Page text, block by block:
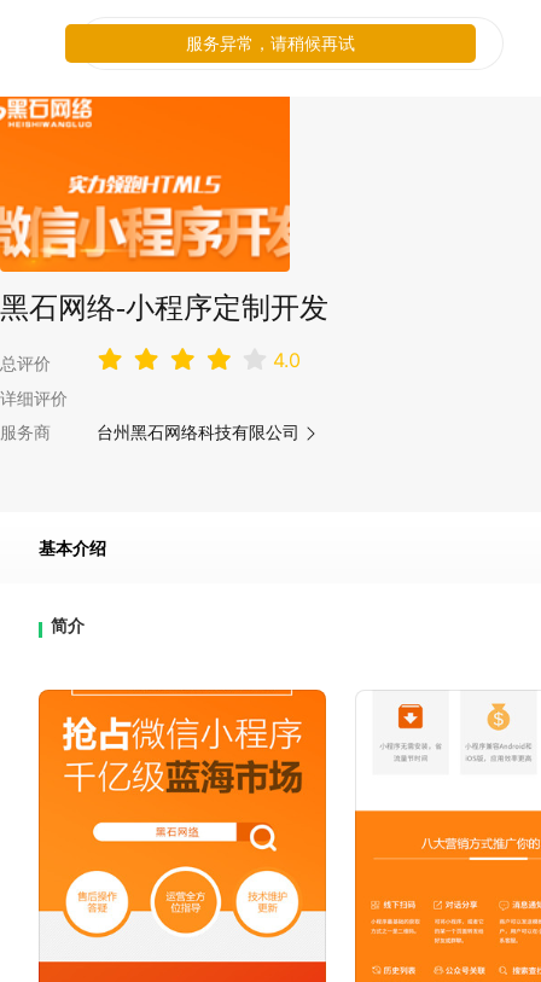
黑石网络-小程序定制开发
总评价 4.0
详细评价
服务商
台州黑石网络科技有限公司
基本介绍
简介
服务异常，请稍候再试